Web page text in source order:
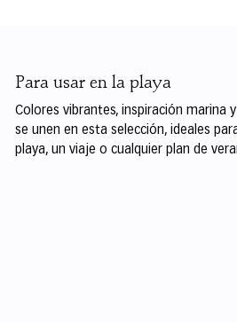
Para usar en la playa
Colores vibrantes, inspiración marina
se unen en esta selección, ideales
playa, un viaje o cualquier plan de